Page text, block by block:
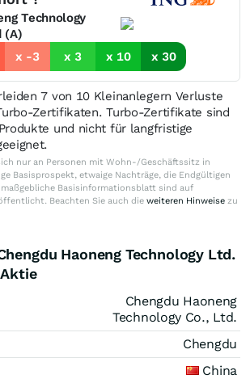
Technology
(A)
x -3 x 3 x 10 x 30
7 von 10 Kleinanlegern Verluste
Zertifikaten. Turbo-Zertifikate sind
und nicht für langfristige
nur an Personen mit Wohn-/Geschäftssitz in
Basisprospekt, etwaige Nachträge, die Endgültigen
Basisinformationsblatt sind auf
Beachten Sie auch die weiteren Hinweise zu
Haoneng Technology Ltd.
Chengdu Haoneng
Technology Co., Ltd.
Chengdu
China